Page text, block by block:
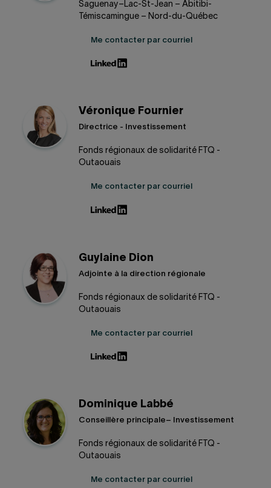
Saguenay–Lac-St-Jean – Abitibi-
Témiscamingue – Nord-du-Québec
Me contacter par courriel
Véronique Fournier
Directrice - Investissement
Fonds régionaux de solidarité FTQ -
Outaouais
Me contacter par courriel
Guylaine Dion
Adjointe à la direction régionale
Fonds régionaux de solidarité FTQ -
Outaouais
Me contacter par courriel
Dominique Labbé
Conseillère principale– Investissement
Fonds régionaux de solidarité FTQ -
Outaouais
Me contacter par courriel